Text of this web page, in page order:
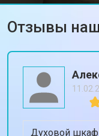
Отзывы
Духовой шкаф